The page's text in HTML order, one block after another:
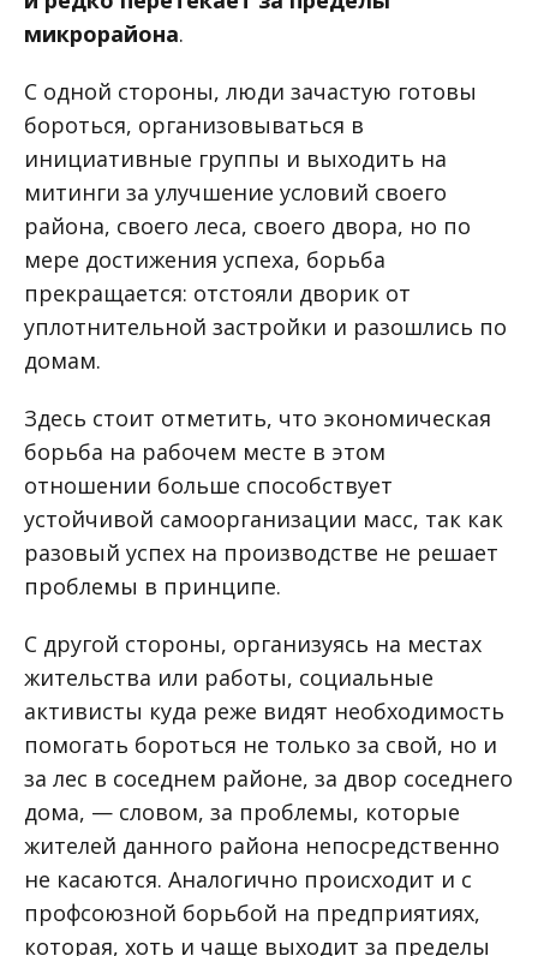
микрорайона.
С одной стороны, люди зачастую готовы
бороться, организовываться в
инициативные группы и выходить на
митинги за улучшение условий своего
района, своего леса, своего двора, но по
мере достижения успеха, борьба
прекращается: отстояли дворик от
уплотнительной застройки и разошлись по
домам.
Здесь стоит отметить, что экономическая
борьба на рабочем месте в этом
отношении больше способствует
устойчивой самоорганизации масс, так как
разовый успех на производстве не решает
проблемы в принципе.
С другой стороны, организуясь на местах
жительства или работы, социальные
активисты куда реже видят необходимость
помогать бороться не только за свой, но и
за лес в соседнем районе, за двор соседнего
дома, — словом, за проблемы, которые
жителей данного района непосредственно
не касаются. Аналогично происходит и с
профсоюзной борьбой на предприятиях,
которая, хоть и чаще выходит за пределы